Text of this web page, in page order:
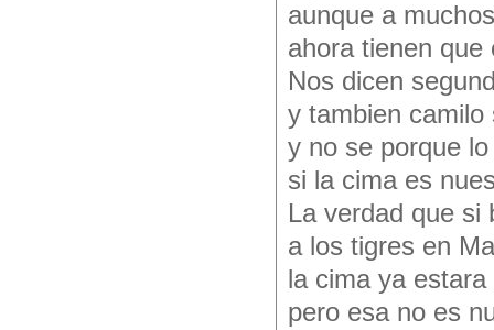
aunque a
ahora tienen que
Nos dicen
y tambien camilo
y no se porque
si la cima es
La verdad que si
a los tigres en
la cima ya
pero esa no es